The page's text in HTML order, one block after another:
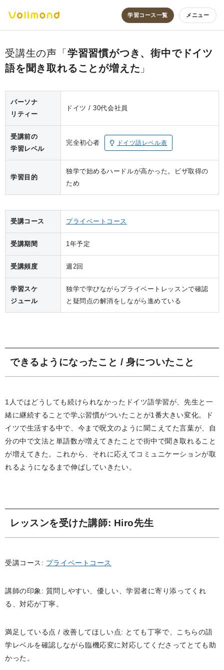
学習コース一覧 メニュー
学習習慣がつき、街中でドイツ
語を聞き取れることが増えた
パーソナ
リティー
ドイツ 30代会社員
受講前の
学習レベル
完全初心者 ドイツ語レベル表
学習目的
独学で始めるハードルが高かった。ビザ取得の
ため
受講コース プライベートコース
受講期間 1年予定
受講頻度 週2回
学習スケ
ジュール
独学で学びながらプライベートレッスンで確認
と疑問点の解消をしながら進めている
できるようになったこと / 身についたこと
1人ではどうしても続けられなかったドイツ語学習が、先生と一
緒に継続することで学ぶ習慣がついたことが1番大きい変化。ド
イツで生活する中で、今まで呪文のように聞こえてた言葉が、自
分の中で文法と単語数が増えてきたことで街中で聞き取れること
が増えてきた。これから、それに応えてコミュニケーションが取
れるようになるまで伸ばしていきたい。
レッスンを受けた講師: Hiro先生
受講コース: プライベートコース
講師の印象: 質問しやすい、優しい、学習者に寄り添ってくれ
る、対応が丁寧。
満足している点 / 改善してほしい点: とても丁寧で、こちらの語
学レベルを確認しながら臨機応変に対応してくださってとても助
かった。